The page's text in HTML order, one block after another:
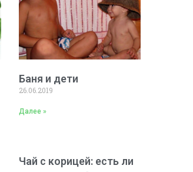
Баня и дети
26.06.2019
Далее »
Чай с корицей: есть ли